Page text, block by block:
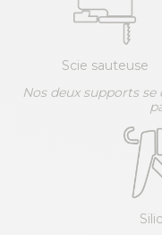
Scie sauteuse
Nos deux supports